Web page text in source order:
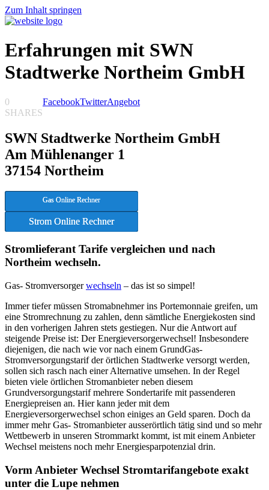
Zum Inhalt springen
Erfahrungen mit SWN
Stadtwerke Northeim GmbH
0
SHARES
FacebookTwitterAngebot
SWN Stadtwerke Northeim GmbH
Am Mühlenanger 1
37154 Northeim
Gas Online Rechner
Strom Online Rechner
Stromlieferant Tarife vergleichen und nach
Northeim wechseln.
Gas- Stromversorgerwechseln – das ist so simpel!
Immer tiefer müssen Stromabnehmer ins Portemonnaie greifen, um
eine Stromrechnung zu zahlen, denn sämtliche Energiekosten sind
in den vorherigen Jahren stets gestiegen. Nur die Antwort auf
steigende Preise ist: Der Energieversorgerwechsel! Insbesondere
diejenigen, die nach wie vor nach einem GrundGas-
Stromversorgungstarif der örtlichen Stadtwerke versorgt werden,
sollen sich rasch nach einer Alternative umsehen. In der Regel
bieten viele örtlichen Stromanbieter neben diesem
Grundversorgungstarif mehrere Sondertarife mit passenderen
Energiepreisen an. Hier kann jeder mit dem
Energieversorgerwechsel schon einiges an Geld sparen. Doch da
immer mehr Gas- Stromanbieter ausserörtlich tätig sind und so mehr
Wettbewerb in unseren Strommarkt kommt, ist mit einem Anbieter
Wechsel meistens noch mehr Energiesparpotenzial drin.
Vorm Anbieter Wechsel Stromtarifangebote exakt
unter die Lupe nehmen